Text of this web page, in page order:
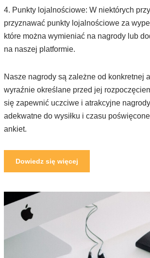
4. Punkty lojalnościowe: W niektórych
przyznawać punkty lojalnościowe za
które można wymieniać na nagrody lub
na naszej platformie.
Nasze nagrody są zależne od konkretnej
wyraźnie określane przed jej
się zapewnić uczciwe i atrakcyjne
adekwatne do wysiłku i czasu
ankiet.
Dowiedz się więcej